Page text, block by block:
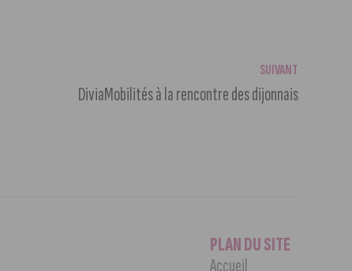
SUIVANT
DiviaMobilités à la rencontre des dijonnais
PLAN DU SITE
Accueil